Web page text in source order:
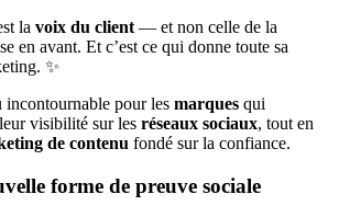
la voix du client — et non celle de la
en avant. Et c’est ce qui donne toute sa
✨
incontournable pour les marques qui
visibilité sur les réseaux sociaux, tout en
de contenu fondé sur la confiance.
forme de preuve sociale